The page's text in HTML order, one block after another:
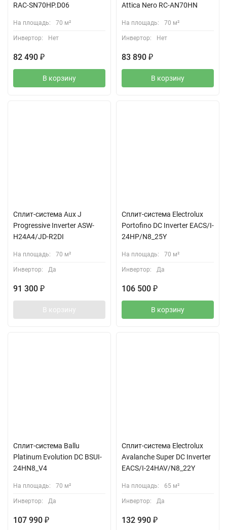
RAC-SN70HP.D06
На площадь: 70 м²
Инвертор: Нет
82 490 ₽
В корзину
Attica Nero RC-AN70HN
На площадь: 70 м²
Инвертор: Нет
83 890 ₽
В корзину
Сплит-система Aux J
Progressive Inverter ASW-
H24A4/JD-R2DI
На площадь: 70 м²
Инвертор: Да
91 300 ₽
В корзину
Сплит-система Electrolux
Portofino DC Inverter EACS/I-
24HP/N8_25Y
На площадь: 70 м²
Инвертор: Да
106 500 ₽
В корзину
Сплит-система Ballu
Platinum Evolution DC BSUI-
24HN8_V4
На площадь: 70 м²
Инвертор: Да
107 990 ₽
Сплит-система Electrolux
Avalanche Super DC Inverter
EACS/I-24HAV/N8_22Y
На площадь: 65 м²
Инвертор: Да
132 990 ₽